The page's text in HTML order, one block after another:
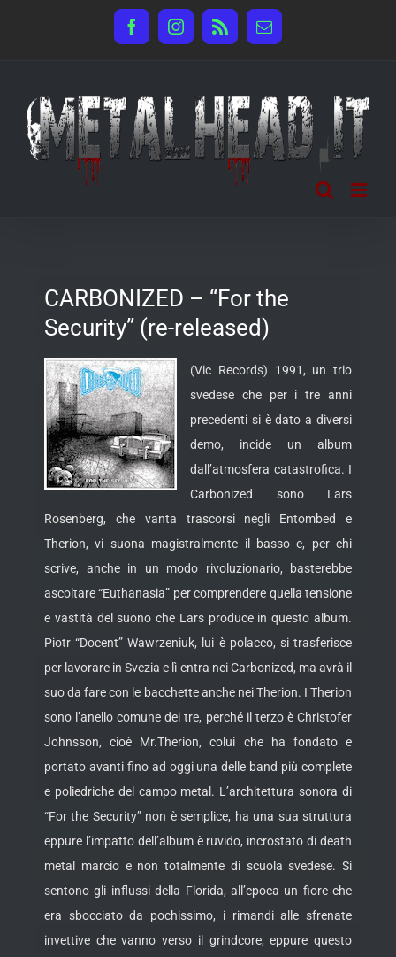
FacebookInstagram
Rss Email
CARBONIZED – “For the
Security” (re-released)
(Vic Records) 1991, un trio
svedese che per i tre anni
precedenti si è dato a diversi
demo, incide un album
dall’atmosfera catastrofica. I
Carbonized sono Lars
Rosenberg, che vanta trascorsi negli Entombed e
Therion, vi suona magistralmente il basso e, per chi
scrive, anche in un modo rivoluzionario, basterebbe
ascoltare “Euthanasia” per comprendere quella tensione
e vastità del suono che Lars produce in questo album.
Piotr “Docent” Wawrzeniuk, lui è polacco, si trasferisce
per lavorare in Svezia e lì entra nei Carbonized, ma avrà il
suo da fare con le bacchette anche nei Therion. I Therion
sono l’anello comune dei tre, perché il terzo è Christofer
Johnsson, cioè Mr.Therion, colui che ha fondato e
portato avanti fino ad oggi una delle band più complete
e poliedriche del campo metal. L’architettura sonora di
“For the Security” non è semplice, ha una sua struttura
eppure l’impatto dell’album è ruvido, incrostato di death
metal marcio e non totalmente di scuola svedese. Si
sentono gli influssi della Florida, all’epoca un fiore che
era sbocciato da pochissimo, i rimandi alle sfrenate
invettive che vanno verso il grindcore, eppure questo